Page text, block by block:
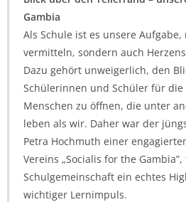
Gambia
Als Schule ist es unsere
vermitteln, sondern auch
Dazu gehört unweigerlich, den
Schülerinnen und Schüler für
Menschen zu öffnen, die unter
leben als wir. Daher war der
Petra Hochmuth einer
Vereins „Socialis for the
Schulgemeinschaft ein echtes
wichtiger Lernimpuls.